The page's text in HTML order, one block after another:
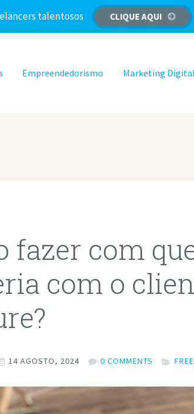
talentosos CLIQUE AQUI
Empreendedorismo Marketing Digital
fazer com
com o
14 AGOSTO, 2024 0 COMMENTS